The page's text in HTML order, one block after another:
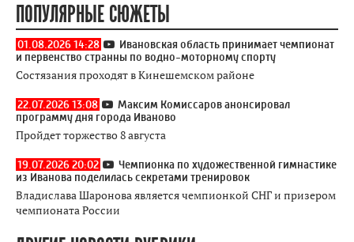
ПОПУЛЯРНЫЕ СЮЖЕТЫ
01.08.2026 14:28
Ивановская область принимает чемпионат
и первенство странны по водно-моторному спорту
Состязания проходят в Кинешемском районе
22.07.2026 13:08
Максим Комиссаров анонсировал
программу дня города Иваново
Пройдет торжество 8 августа
19.07.2026 20:02
Чемпионка по художественной гимнастике
из Иванова поделилась секретами тренировок
Владислава Шаронова является чемпионкой СНГ и призером
чемпионата России